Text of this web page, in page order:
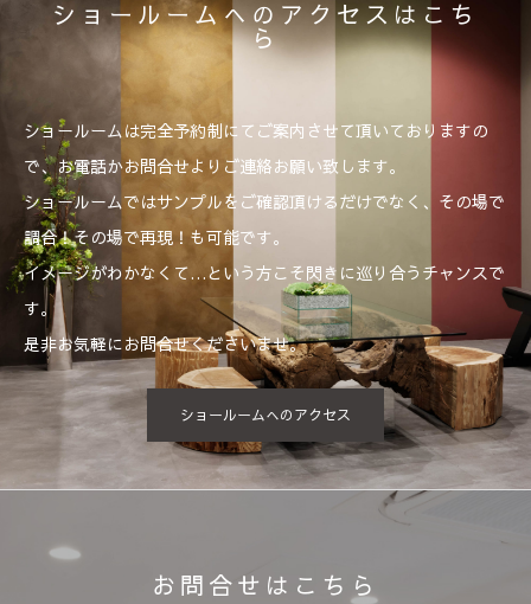
ショールームへのアクセスはこち
ら
ショールームは完全予約制にてご案内させて頂いておりますの
で、お電話かお問合せよりご連絡お願い致します。
ショールームではサンプルをご確認頂けるだけでなく、その場で
調合！その場で再現！も可能です。
イメージがわかなくて…という方こそ閃きに巡り合うチャンスで
す。
是非お気軽にお問合せくださいませ。
ショールームへのアクセス
お問合せはこちら